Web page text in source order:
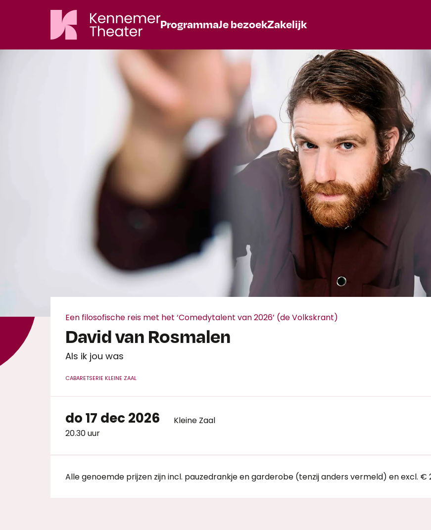
ProgrammaJe bezoekZakelijk
David van Rosmalen
Als ik jou was
Een filosofische reis met het ‘Comedytalent van 2026’ (de Volkskrant)
CABARETSERIE KLEINE ZAAL
do 17 dec 2026
20.30 uur
Kleine Zaal
Alle genoemde prijzen zijn incl. pauzedrankje en garderobe (tenzij anders vermeld) en excl.